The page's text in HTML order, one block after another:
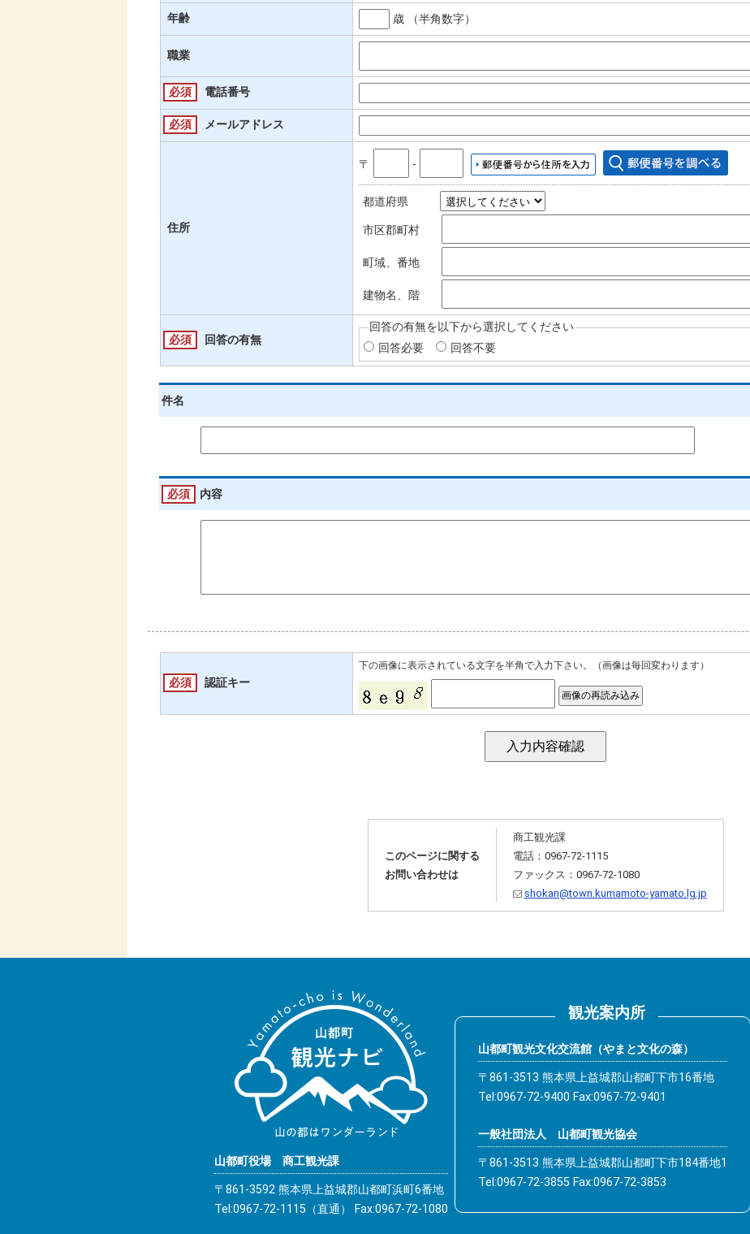
年齢 歳 （半角数字）
職業
必須 電話番号
必須 メールアドレス
住所
〒 ‐
都道府県
市区郡町村
町域、番地
建物名、階
必須 回答の有無
回答の有無を以下から選択してください
回答必要
回答不要
件名
必須 内容
必須 認証キー
下の画像に表示されている文字を半角で入力下さい。（画像は毎回変わります）
このページに関する
お問い合わせは
商工観光課
電話： 0967-72-1115
ファックス：0967-72-1080
shokan@town.kumamoto-yamato.lg.jp
山都町役場 商工観光課
〒861-3592 熊本県上益城郡山都町浜町6番地
Tel:0967-72-1115（直通） Fax:0967-72-1080
観光案内所
山都町観光文化交流館（やまと文化の森）
〒861-3513 熊本県上益城郡山都町下市16番地
Tel:0967-72-9400 Fax:0967-72-9401
一般社団法人 山都町観光協会
〒861-3513 熊本県上益城郡山都町下市184番地1
Tel:0967-72-3855 Fax:0967-72-3853